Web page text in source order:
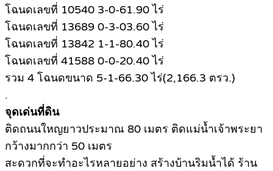
โฉนดเลขที่ 10540 3-0-61.90 ไร่
โฉนดเลขที่ 13689 0-3-03.60 ไร่
โฉนดเลขที่ 13842 1-1-80.40 ไร่
โฉนดเลขที่ 41588 0-0-20.40 ไร่
รวม 4 โฉนดขนาด 5-1-66.30 ไร่(2,166.3 ตรว.)
.
จุดเด่นที่ดิน
ติดถนนใหญยาวประมาณ 80 เมตร ติดแม่น้ำเจ้าพระยา
กว้างมากกว่า 50 เมตร
สะดวกที่จะทำอะไรหลายอย่าง สร้างบ้านริมน้ำได้ ร้าน